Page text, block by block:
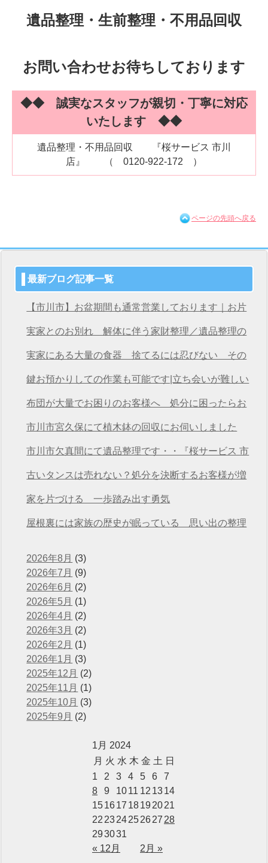
遺品整理・生前整理・不用品回収
お問い合わせお待ちしております
◆◆ 誠実なスタッフが親切・丁寧に対応
いたします ◆◆
遺品整理・不用品回収 『桜サービス 市川
店』
（ 0120-922-172 ）
ページの先頭へ戻る
最新ブログ記事一覧
【市川市】お盆期間も通常営業しております｜お片
付け・不用品回収は桜サービス市川店へ
実家とのお別れ 解体に伴う家財整理／遺品整理の
桜サービス市川店
実家にある大量の食器 捨てるには忍びない その
想いを次につなげる
鍵お預かりしての作業も可能です|立ち会いが難しい
方も安心の遺品整理
布団が大量でお困りのお客様へ 処分に困ったらお
任せください
市川市宮久保にて植木鉢の回収にお伺いしました
市川市欠真間にて遺品整理です・・『桜サービス 市
川店』
古いタンスは売れない？処分を決断するお客様が増
えています
家を片づける 一歩踏み出す勇気
屋根裏には家族の歴史が眠っている 思い出の整理
2026年8月 (3)
2026年7月 (9)
2026年6月 (2)
2026年5月 (1)
2026年4月 (2)
2026年3月 (2)
2026年2月 (1)
2026年1月 (3)
2025年12月 (2)
2025年11月 (1)
2025年10月 (3)
2025年9月 (2)
1月 2024
月 火 水 木 金 土 日
« 12月 2月 »
1 2 3 4 5 6
7
8
9 1011 12 1314
151617 1819 2021
22 2324252627 28
293031